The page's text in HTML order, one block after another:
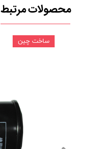
محصولات مرتبط
ساخت چین